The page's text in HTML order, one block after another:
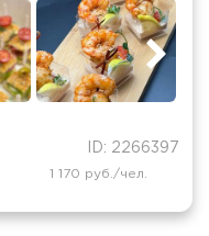
ID: 2266397
1 170 руб./чел.